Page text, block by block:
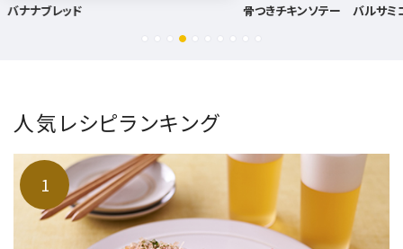
骨つきチキンソテー バルサミコソース 骨つき鶏もも
人気レシピランキング